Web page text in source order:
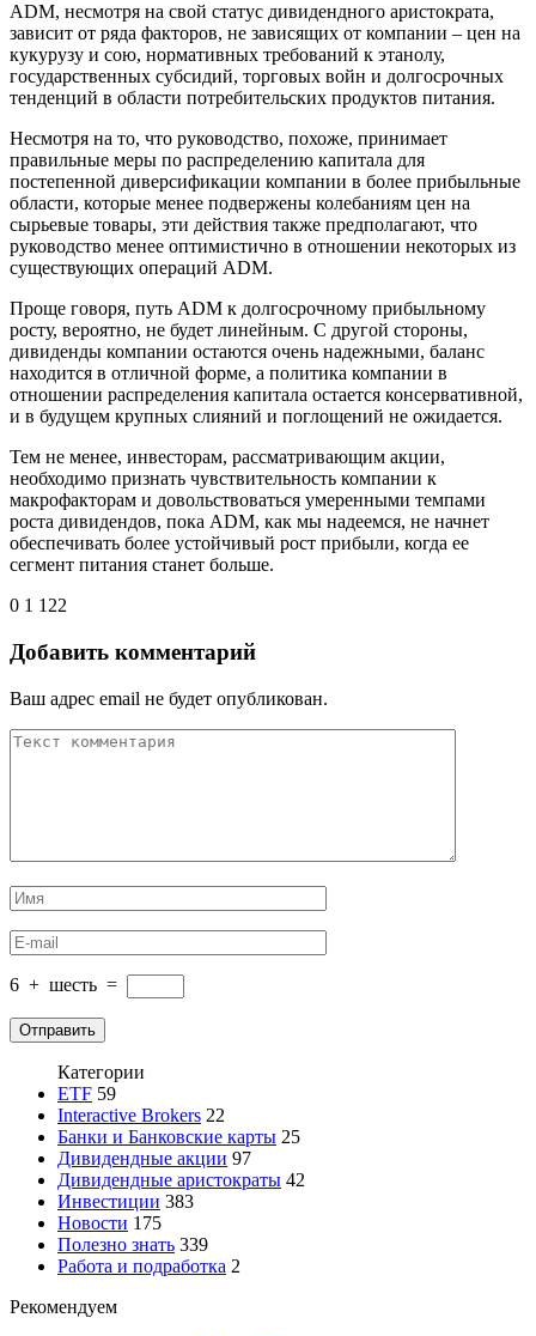
ADM, несмотря на свой статус дивидендного аристократа,
зависит от ряда факторов, не зависящих от компании – цен на
кукурузу и сою, нормативных требований к этанолу,
государственных субсидий, торговых войн и долгосрочных
тенденций в области потребительских продуктов питания.
Несмотря на то, что руководство, похоже, принимает
правильные меры по распределению капитала для
постепенной диверсификации компании в более прибыльные
области, которые менее подвержены колебаниям цен на
сырьевые товары, эти действия также предполагают, что
руководство менее оптимистично в отношении некоторых из
существующих операций ADM.
Проще говоря, путь ADM к долгосрочному прибыльному
росту, вероятно, не будет линейным. С другой стороны,
дивиденды компании остаются очень надежными, баланс
находится в отличной форме, а политика компании в
отношении распределения капитала остается консервативной,
и в будущем крупных слияний и поглощений не ожидается.
Тем не менее, инвесторам, рассматривающим акции,
необходимо признать чувствительность компании к
макрофакторам и довольствоваться умеренными темпами
роста дивидендов, пока ADM, как мы надеемся, не начнет
обеспечивать более устойчивый рост прибыли, когда ее
сегмент питания станет больше.
0 1 122
Добавить комментарий
Ваш адрес email не будет опубликован.
6 + шесть =
Категории
ETF 59
Interactive Brokers 22
Банки и Банковские карты 25
Дивидендные акции 97
Дивидендные аристократы 42
Инвестиции 383
Новости 175
Полезно знать 339
Работа и подработка 2
Рекомендуем